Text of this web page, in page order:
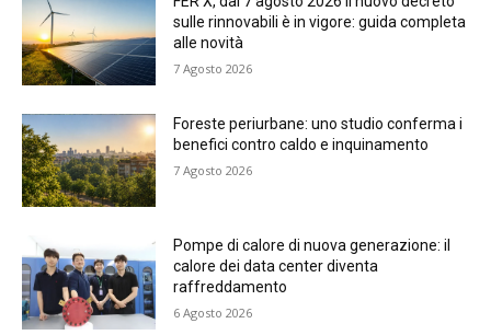
sulle rinnovabili è in vigore: guida completa
alle novità
7 Agosto 2026
Foreste periurbane: uno studio conferma i
benefici contro caldo e inquinamento
7 Agosto 2026
Pompe di calore di nuova generazione: il
calore dei data center diventa
raffreddamento
6 Agosto 2026